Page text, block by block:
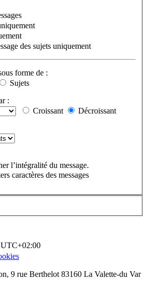
des sujets uniquement
forme de :
Sujets
:
Croissant
Décroissant
l’intégralité du message.
caractères des messages
UTC+02:00
9 rue Berthelot 83160 La Valette-du Var